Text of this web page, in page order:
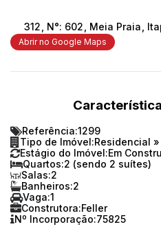
312 N°: 602 Meia Praia
Abrir no Google Maps
Referência:1299
Tipo de Imóvel:Residencial »
Estágio do Imóvel:Em
Quartos:2 (sendo 2 suítes)
Salas:2
Banheiros:2
Vaga:1
Construtora:Feller
Nº Incorporação:75825